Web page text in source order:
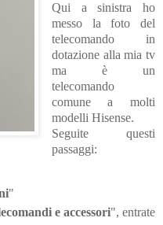
Qui a sinistra ho
messo la foto del
telecomando in
dotazione alla mia tv
ma è un
telecomando
comune a molti
modelli Hisense.
Seguite questi
passaggi:
"
e accessori", entrate